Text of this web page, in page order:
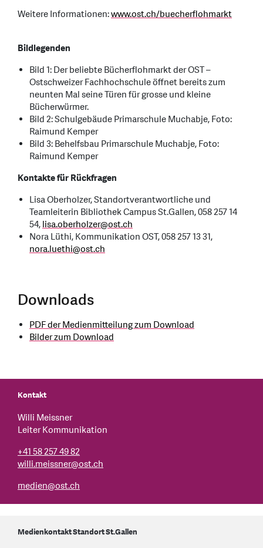
Weitere Informationen:www.ost.ch/buecherflohmarkt
Bildlegenden
Bild 1: Der beliebte Bücherflohmarkt der OST –
Ostschweizer Fachhochschule öffnet bereits zum
neunten Mal seine Türen für grosse und kleine
Bücherwürmer.
Bild 2: Schulgebäude Primarschule Muchabje, Foto:
Raimund Kemper
Bild 3: Behelfsbau Primarschule Muchabje, Foto:
Raimund Kemper
Kontakte für Rückfragen
Lisa Oberholzer, Standortverantwortliche und
Teamleiterin Bibliothek Campus St.Gallen, 058 257 14
54,lisa.oberholzer@ost.ch
Nora Lüthi, Kommunikation OST, 058 257 13 31,
nora.luethi@ost.ch
Downloads
PDF der Medienmitteilung zum Download
Bilder zum Download
Kontakt
Willi Meissner
Leiter Kommunikation
+41 58 257 49 82
willi.meissner@ost.ch
medien@ost.ch
Medienkontakt Standort St.Gallen